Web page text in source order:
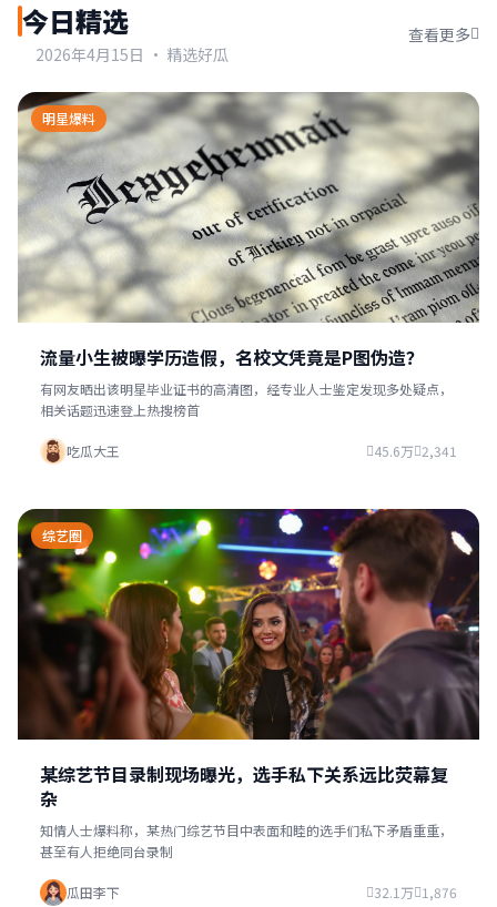
今日精选
2026年4月15日 · 精选好瓜
查看更多
明星爆料
流量小生被曝学历造假，名校文凭竟是P图伪造？
有网友晒出该明星毕业证书的高清图，经专业人士鉴定发现多处疑点，
相关话题迅速登上热搜榜首
吃瓜大王 45.6万 2,341
综艺圈
某综艺节目录制现场曝光，选手私下关系远比荧幕复
杂
知情人士爆料称，某热门综艺节目中表面和睦的选手们私下矛盾重重，
甚至有人拒绝同台录制
瓜田李下 32.1万 1,876